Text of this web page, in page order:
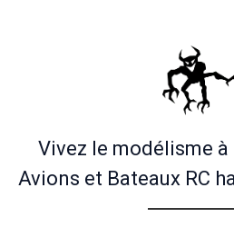
Vivez le modélisme
Avions et Bateaux RC